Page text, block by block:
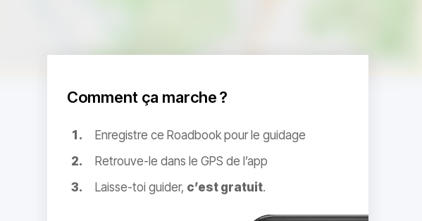
Comment ça marche ?
Enregistre ce Roadbook pour le guidage
Retrouve-le dans le GPS de l’app
Laisse-toi guider, c’est gratuit.